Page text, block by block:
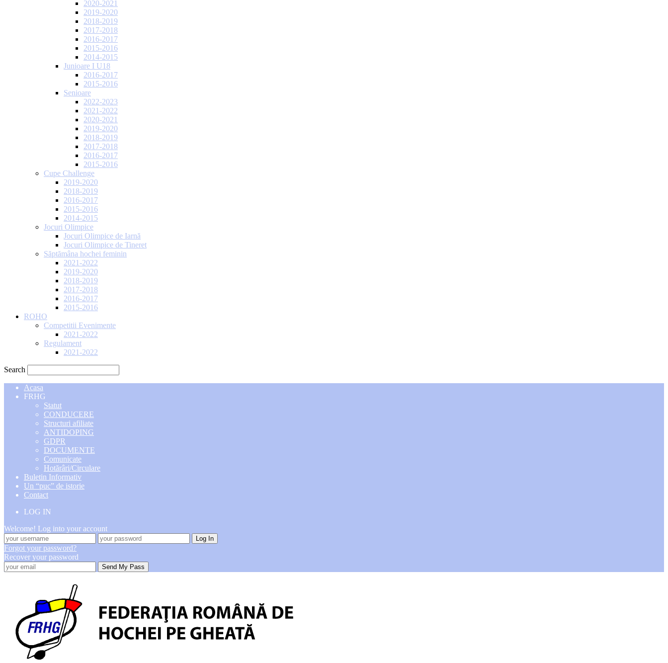
2020-2021
2019-2020
2018-2019
2017-2018
2016-2017
2015-2016
2014-2015
Junioare I U18
2016-2017
2015-2016
Senioare
2022-2023
2021-2022
2020-2021
2019-2020
2018-2019
2017-2018
2016-2017
2015-2016
Cupe Challenge
2019-2020
2018-2019
2016-2017
2015-2016
2014-2015
Jocuri Olimpice
Jocuri Olimpice de Iarnă
Jocuri Olimpice de Tineret
Săptămâna hochei feminin
2021-2022
2019-2020
2018-2019
2017-2018
2016-2017
2015-2016
ROHO
Competitii Evenimente
2021-2022
Regulament
2021-2022
Search
Acasa
FRHG
Statut
CONDUCERE
Structuri afiliate
ANTIDOPING
GDPR
DOCUMENTE
Comunicate
Hotărâri/Circulare
Buletin Informativ
Un “puc” de istorie
Contact
LOG IN
Welcome! Log into your account
Forgot your password?
Recover your password